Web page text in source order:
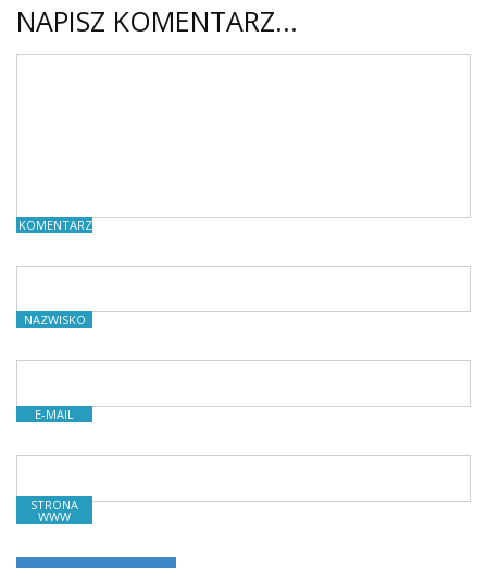
NAPISZ KOMENTARZ...
KOMENTARZE
NAZWISKO
E-MAIL
STRONA
WWW